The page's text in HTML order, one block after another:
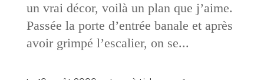
un vrai décor, voilà un plan que j’aime.
Passée la porte d’entrée banale et après
avoir grimpé l’escalier, on se...